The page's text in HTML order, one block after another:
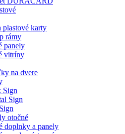
plastové karty
rámy
panely
vitríny
na dvere
Sign
Sign
otočné
doplnky a panely